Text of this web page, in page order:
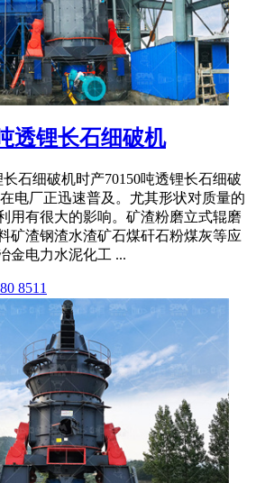
透锂长石细破机
长石细破机时产70150吨透锂长石细破
电厂正迅速普及。尤其形状对质量的
用有很大的影响。矿渣粉磨立式辊磨
矿渣钢渣水渣矿石煤矸石粉煤灰等应
金电力水泥化工 ...
8511